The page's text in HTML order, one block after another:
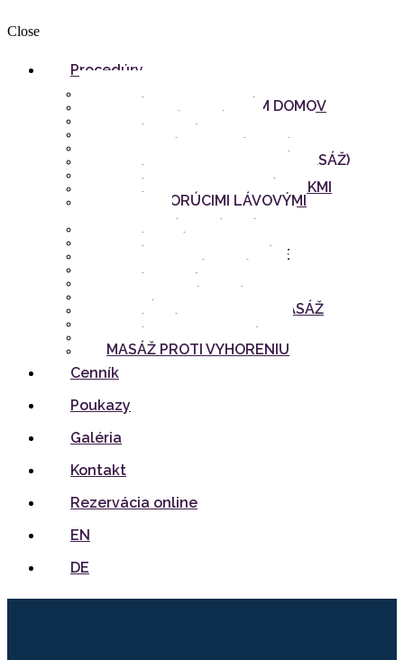
Close
Procedúry
Thai Paradise
MASÁŽE PRIAMO K VÁM DOMOV
KOKOSOVÁ MASÁŽ
MASÁŽ HORÚCIM OLEJOM
TRADIČNÁ THAJSKÁ MASÁŽ
AROMATERAPIA (OLEJOVÁ MASÁŽ)
MASÁŽ CHRBTA A RAMIEN
MASÁŽ BYLINNÝMI BATÔŽTEKMI
MASÁŽ HORÚCIMI LÁVOVÝMI
REFLEXNÁ MASÁŽ NÔH
MASÁŽ TVÁRE A HLAVY
MASÁŽ PROTI CELULITÍDE
ŠTVORRUČNÁ MASÁŽ
MASÁŽ HORÚCIM VOSKOM
ROMANTICKÁ MASÁŽ PRE DVOJICE
ŠPECIÁLNA ALOE VERA MASÁŽ
MASÁŽ NÔH + PEELING
MASÁŽ PRE TEHOTNÉ
MASÁŽ PROTI VYHORENIU
Cenník
Poukazy
Galéria
Kontakt
Rezervácia online
EN
DE